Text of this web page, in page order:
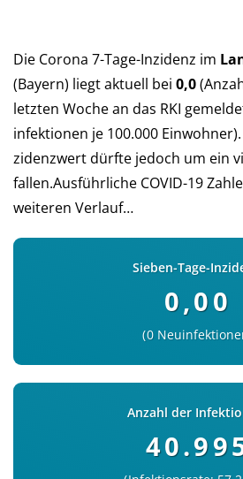
Die Corona 7-Tage-Inzidenz im
(Bay­ern) liegt aktu­ell bei 0,0
letz­ten Woche an das RKI
in­fek­tio­nen je 100.000
zi­denz­wert dürf­te je­doch um ein
fal­len.Aus­führ­liche COVID-19
wei­teren Verlauf…
Sieben-Tage-
0,00
0
Anzahl der